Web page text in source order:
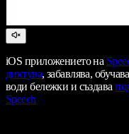
iOS приложението на
диктува, забавлява,
води бележки и създава
Speech